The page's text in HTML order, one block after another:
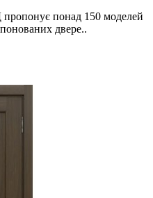
понад 150 моделей
двере..